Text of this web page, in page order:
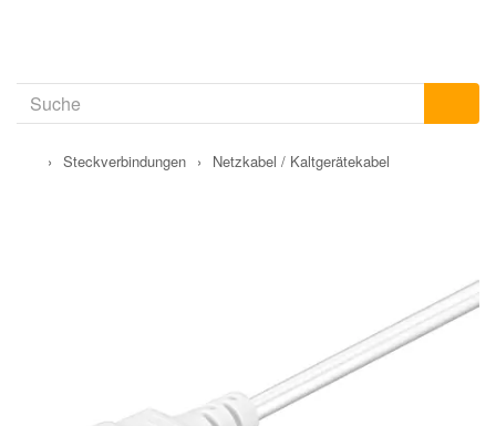
› Steckverbindungen › Netzkabel / Kaltgerätekabel